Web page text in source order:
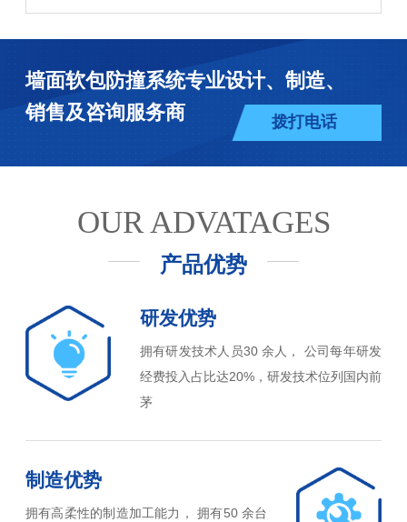
墙面软包防撞系统专业设计、制造、
销售及咨询服务商
拨打电话
OUR ADVATAGES
产品优势
研发优势
拥有研发技术人员30 余人， 公司每年研发
经费投入占比达20%，研发技术位列国内前
茅
制造优势
拥有高柔性的制造加工能力， 拥有50 余台